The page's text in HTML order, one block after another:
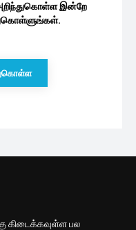
இன்றே
கிடைக்கவுள்ள பல